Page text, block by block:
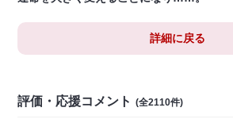
詳細に戻る
評価・応援コメント (全2110件)